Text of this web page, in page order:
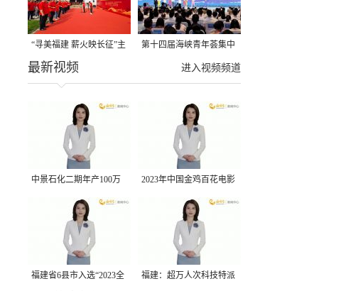
“寻美福建 薪火映长征”主
题活动在龙岩长汀启动
第十四届海峡青年荟集中
阶段活动在福州举行
进入视频频道
最新视频
中景石化二期年产100万
吨丙烷脱氢项目建成中交
2023年中国金鸡百花电影
节有福电影巡展31日启动
福建省6县市入选“2023全 福建：超万人次科技特派